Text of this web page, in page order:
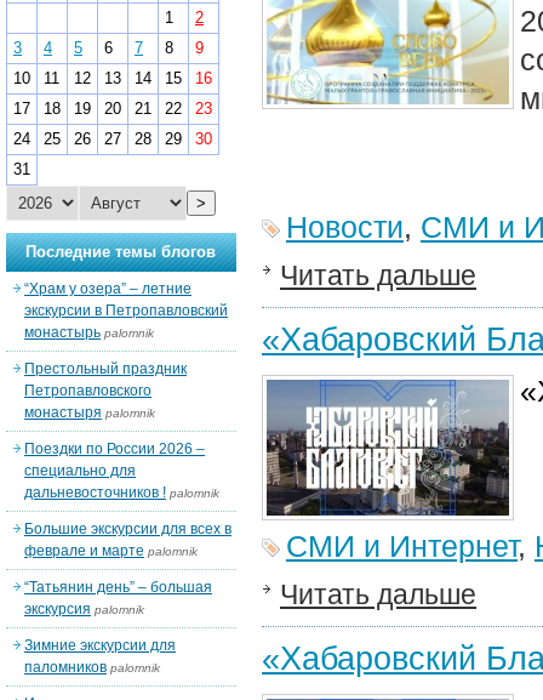
Новости, СМИ и
Читать дальше
«Хабаровский
СМИ и Интернет,
Читать дальше
«Хабаровский
1
2
3
4 5 6 7 8
9
10
11 12 13 14 15
16
17
18 19 20 21 22
23
24
25 26 27 28 29
30
31
>
Последние темы блогов
“Храм у озера” – летние
экскурсии в Петропавловский
монастырь palomnik
Престольный праздник
Петропавловского
монастыря palomnik
Поездки по России 2026 –
специально для
дальневосточников ! palomnik
Большие экскурсии для всех в
феврале и марте palomnik
“Татьянин день” – большая
экскурсия palomnik
Зимние экскурсии для
паломников palomnik